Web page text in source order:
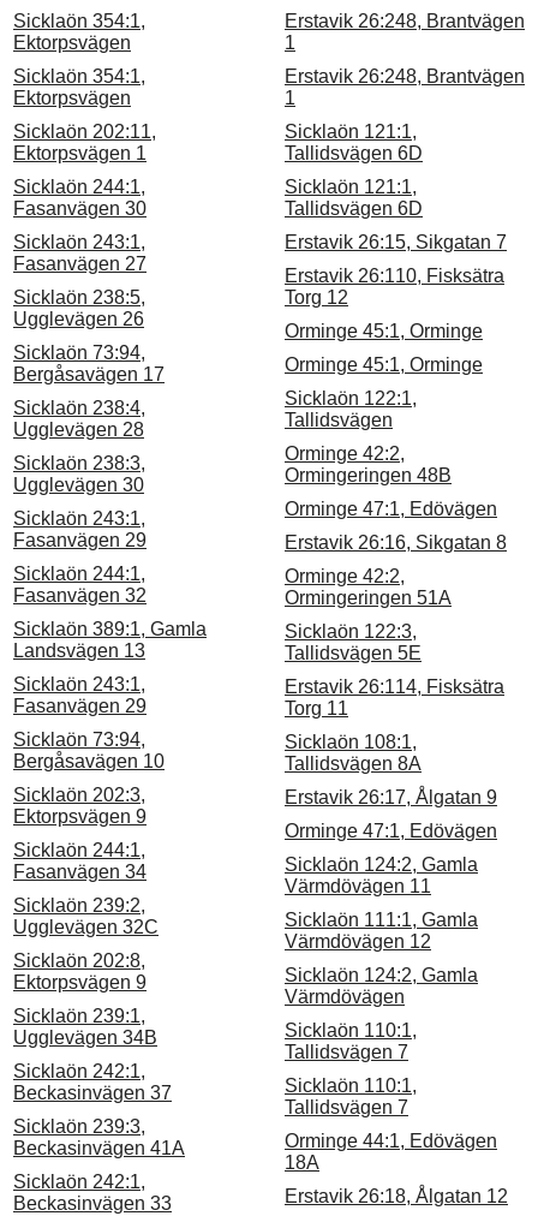
Sicklaön 354:1,
Ektorpsvägen
Sicklaön 354:1,
Ektorpsvägen
Sicklaön 202:11,
Ektorpsvägen 1
Sicklaön 244:1,
Fasanvägen 30
Sicklaön 243:1,
Fasanvägen 27
Sicklaön 238:5,
Ugglevägen 26
Sicklaön 73:94,
Bergåsavägen 17
Sicklaön 238:4,
Ugglevägen 28
Sicklaön 238:3,
Ugglevägen 30
Sicklaön 243:1,
Fasanvägen 29
Sicklaön 244:1,
Fasanvägen 32
Sicklaön 389:1, Gamla
Landsvägen 13
Sicklaön 243:1,
Fasanvägen 29
Sicklaön 73:94,
Bergåsavägen 10
Sicklaön 202:3,
Ektorpsvägen 9
Sicklaön 244:1,
Fasanvägen 34
Sicklaön 239:2,
Ugglevägen 32C
Sicklaön 202:8,
Ektorpsvägen 9
Sicklaön 239:1,
Ugglevägen 34B
Sicklaön 242:1,
Beckasinvägen 37
Sicklaön 239:3,
Beckasinvägen 41A
Sicklaön 242:1,
Beckasinvägen 33
Erstavik 26:248, Brantvägen
1
Erstavik 26:248, Brantvägen
1
Sicklaön 121:1,
Tallidsvägen 6D
Sicklaön 121:1,
Tallidsvägen 6D
Erstavik 26:15, Sikgatan 7
Erstavik 26:110, Fisksätra
Torg 12
Orminge 45:1, Orminge
Orminge 45:1, Orminge
Sicklaön 122:1,
Tallidsvägen
Orminge 42:2,
Ormingeringen 48B
Orminge 47:1, Edövägen
Erstavik 26:16, Sikgatan 8
Orminge 42:2,
Ormingeringen 51A
Sicklaön 122:3,
Tallidsvägen 5E
Erstavik 26:114, Fisksätra
Torg 11
Sicklaön 108:1,
Tallidsvägen 8A
Erstavik 26:17, Ålgatan 9
Orminge 47:1, Edövägen
Sicklaön 124:2, Gamla
Värmdövägen 11
Sicklaön 111:1, Gamla
Värmdövägen 12
Sicklaön 124:2, Gamla
Värmdövägen
Sicklaön 110:1,
Tallidsvägen 7
Sicklaön 110:1,
Tallidsvägen 7
Orminge 44:1, Edövägen
18A
Erstavik 26:18, Ålgatan 12